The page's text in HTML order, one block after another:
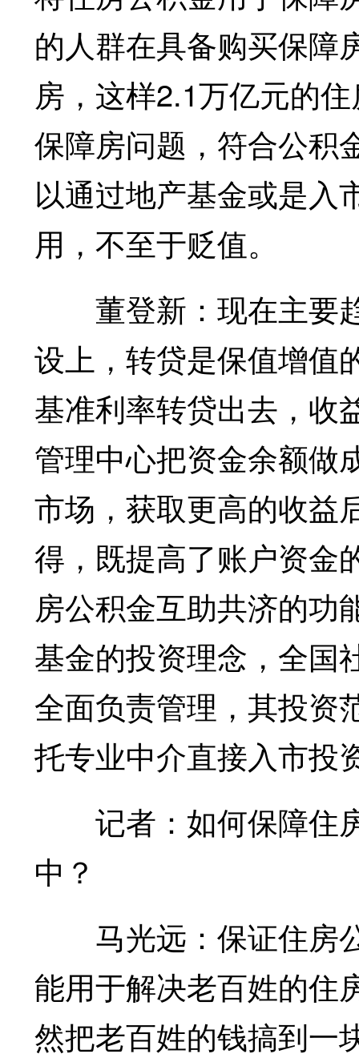
的人群在具备购买保障
房，这样2.1万亿元的
保障房问题，符合公积
以通过地产基金或是入
用，不至于贬值。
董登新：现在主要
设上，转贷是保值增值
基准利率转贷出去，收
管理中心把资金余额做
市场，获取更高的收益
得，既提高了账户资金
房公积金互助共济的功
基金的投资理念，全国
全面负责管理，其投资
托专业中介直接入市投
记者：如何保障住
中？
马光远：保证住房
能用于解决老百姓的住
然把老百姓的钱搞到一